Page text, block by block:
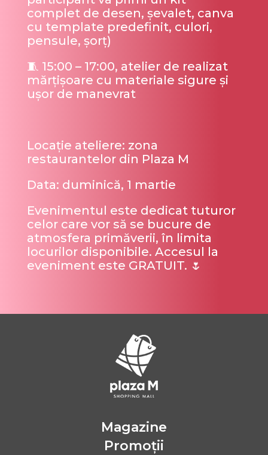
complet de desen, șevalet, canva
cu template predefinit, culori,
pensule, șorț)
🧵 15:00 – 17:00, atelier de realizat
mărțișoare cu materiale sigure și
ușor de manevrat
Locație ateliere: zona
restaurantelor din Plaza M
Data: duminică, 1 martie
Evenimentul este dedicat tuturor
celor care vor să se bucure de
atmosfera primăverii, în limita
locurilor disponibile. Accesul la
eveniment este GRATUIT. 🌷
Magazine
Promoții